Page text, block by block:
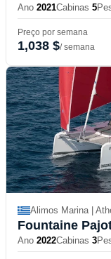
Ano 2021Cabinas 5
Preço por semana
1,038 $/ semana
Alimos Marina |
Fountaine
Ano 2022Cabinas 3